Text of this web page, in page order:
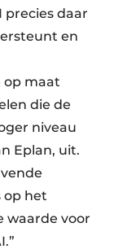
precies daar
en
op maat
die de
niveau
Eplan, uit.
op het
waarde voor